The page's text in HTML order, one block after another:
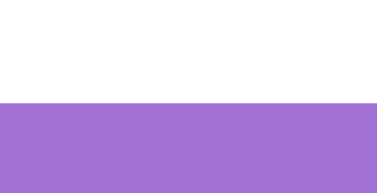
лекарство для сердца, ног и